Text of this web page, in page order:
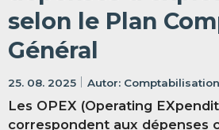
selon le Plan
Général
25. 08. 2025
Les OPEX (Operating
correspondent aux dépenses